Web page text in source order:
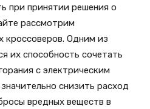
при принятии решения о
рассмотрим
кроссоверов. Одним из
их способность сочетать
с электрическим
снизить расход
вредных веществ в